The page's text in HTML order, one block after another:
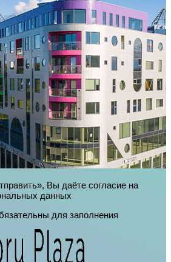
Вы даёте согласие на
данных
для заполнения